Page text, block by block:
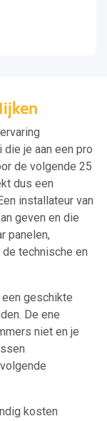
je aan een pro
de volgende 25
dus een
installateur van
geven en die
panelen,
technische en
geschikte
De ene
niet en je
kosten